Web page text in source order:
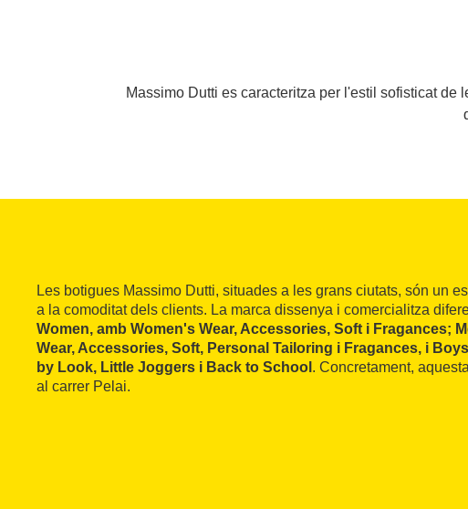
Massimo Dutti es caracteritza per l'estil sofisticat de
Les botigues Massimo Dutti, situades a les grans ciutats, són un
a la comoditat dels clients. La marca dissenya i comercialitza
Women, amb Women's Wear, Accessories, Soft i Fragances;
Wear, Accessories, Soft, Personal Tailoring i Fragances, i
by Look, Little Joggers i Back to School . Concretament,
al carrer Pelai.